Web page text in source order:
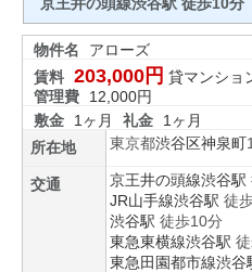
物件名
アローズ
賃料 203,000円 貸マンショ
管理費
12,000円
敷金
1ヶ月 礼金
1ヶ月
所在地
東京都渋谷区神泉町
交通 京王井の頭線渋谷駅
JR山手線渋谷駅 徒
渋谷駅 徒歩10分
東急東横線渋谷駅
東急田園都市線渋谷